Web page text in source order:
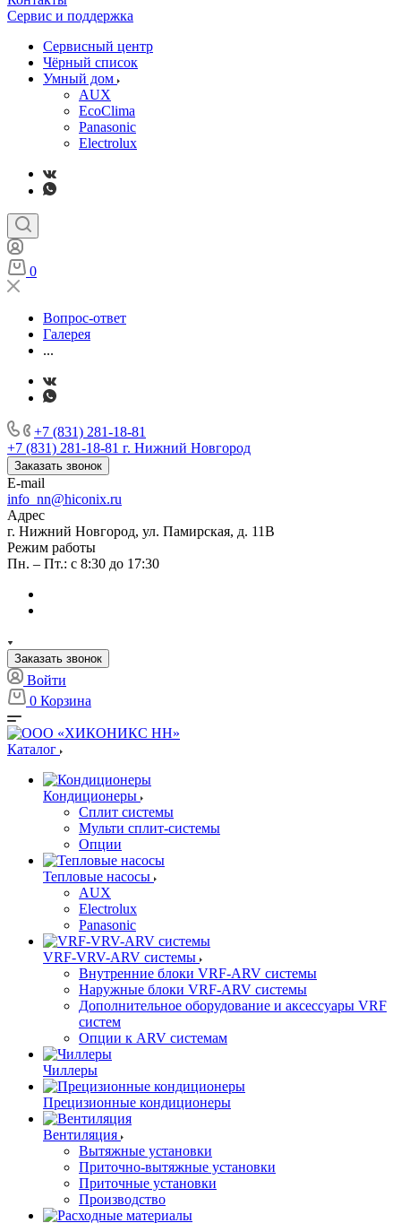
Сервис и поддержка
Сервисный центр
Чёрный список
Умный дом
AUX
EcoClima
Panasonic
Electrolux
0
Вопрос-ответ
Галерея
...
+7 (831) 281-18-81
+7 (831) 281-18-81 г. Нижний Новгород
Заказать звонок
E-mail
info_nn@hiconix.ru
Адрес
г. Нижний Новгород, ул. Памирская, д. 11В
Режим работы
Пн. – Пт.: с 8:30 до 17:30
Заказать звонок
Войти
0 Корзина
Каталог
Кондиционеры
Сплит системы
Мульти сплит-системы
Опции
Тепловые насосы
AUX
Electrolux
Panasonic
VRF-VRV-ARV системы
Внутренние блоки VRF-ARV системы
Наружные блоки VRF-ARV системы
Дополнительное оборудование и аксессуары VRF
систем
Опции к ARV системам
Чиллеры
Прецизионные кондиционеры
Вентиляция
Вытяжные установки
Приточно-вытяжные установки
Приточные установки
Производство